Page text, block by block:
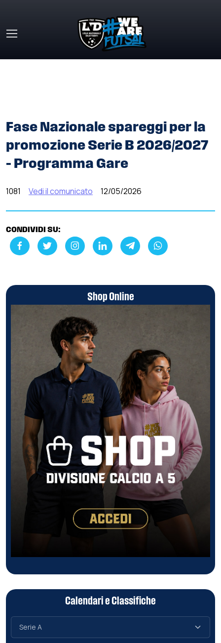
Fase Nazionale spareggi per la
promozione Serie B 2026/2027
– Programma Gare
1081 Vedi il comunicato 12/05/2026
CONDIVIDI SU:
Shop Online
Calendari e Classifiche